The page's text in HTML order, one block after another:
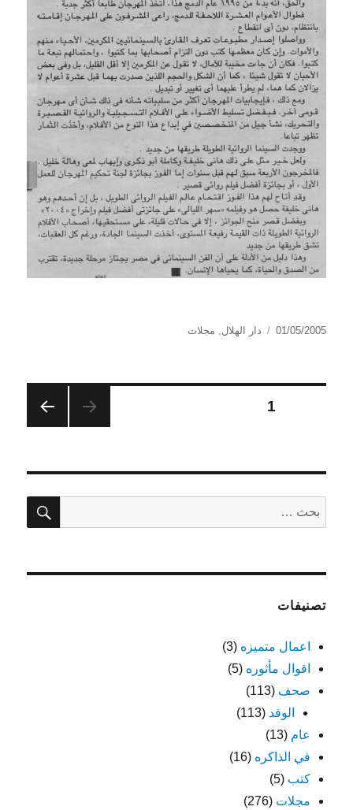
نُشرت
01/05/2005 التصنيفات
دار الهلال, مجلات
المقالات
الصفحة1
عن:
بحث
تصنيفات
اعمال متميزه (3)
اقوال مأثوره (5)
صحف (113)
الوفد (113)
عام (13)
في الذاكره (16)
كتب (5)
مجلات (276)